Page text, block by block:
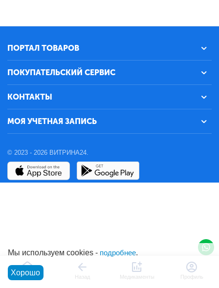
ПОРТАЛ ТОВАРОВ
ПОКУПАТЕЛЬСКИЙ СЕРВИС
КОНТАКТЫ
МОЯ УЧЕТНАЯ ЗАПИСЬ
© 2023 - 2026 ВИТРИНА24.
Главная Назад Медикаменты Профиль
Мы используем cookies - подробнее.
Хорошо